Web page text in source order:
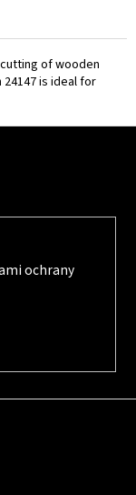
of wooden
24147 is ideal for
ochrany